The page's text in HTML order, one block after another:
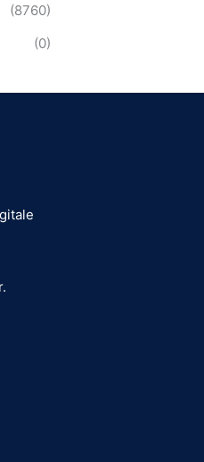
(8760)
(0)